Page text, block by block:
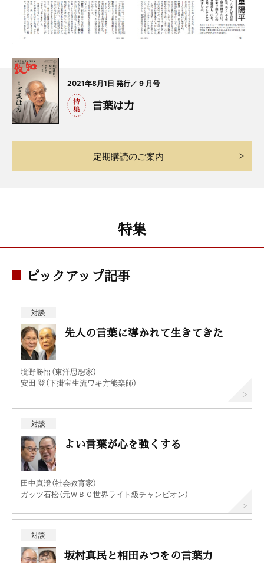
2021年8月1日 発行／ 9 月号
言葉は力
定期購読のご案内
特集
ピックアップ記事
対談
先人の言葉に導かれて生きてきた
境野勝悟（東洋思想家）
安田 登（下掛宝生流ワキ方能楽師）
対談
よい言葉が心を強くする
田中真澄（社会教育家）
ガッツ石松（元ＷＢＣ世界ライト級チャンピオン）
対談
坂村真民と相田みつをの言葉力